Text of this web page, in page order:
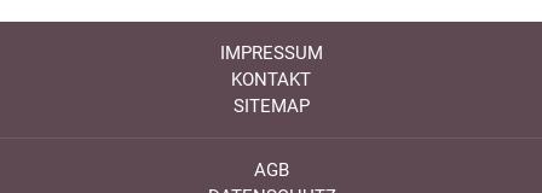
IMPRESSUM
KONTAKT
SITEMAP
AGB